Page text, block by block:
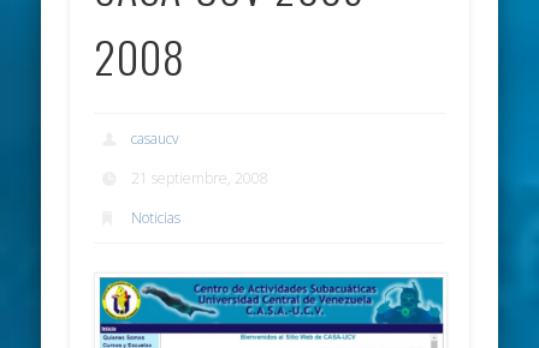
2008
casaucv
21 septiembre, 2008
Noticias